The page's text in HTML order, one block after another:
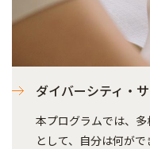
ダイバーシティ・
本プログラムでは、
として、自分は何が